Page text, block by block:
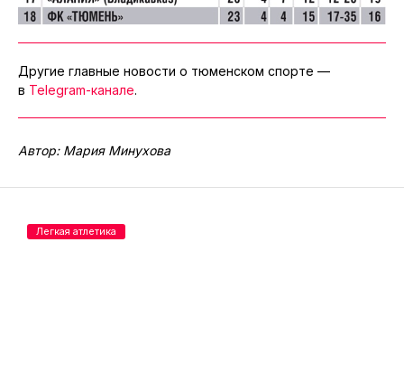
Другие главные новости о тюменском спорте —
в Telegram-канале.
Автор: Мария Минухова
Легкая атлетика